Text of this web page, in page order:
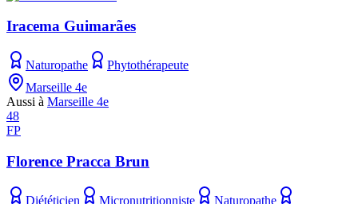
Iracema Guimarães
Naturopathe
Phytothérapeute
Marseille 4e
Aussi à Marseille 4e
48
FP
Florence Pracca Brun
Diététicien Micronutritionniste
Naturopathe